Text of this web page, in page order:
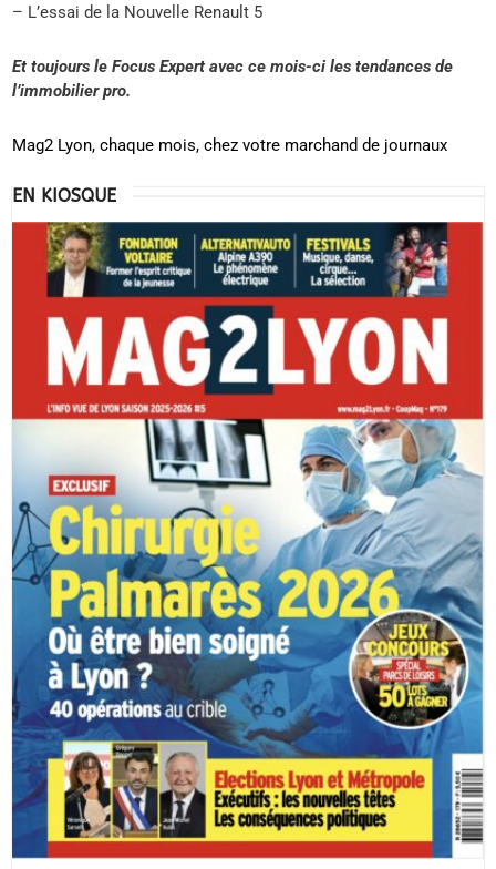
– L’essai de la Nouvelle Renault 5
Et toujours le Focus Expert avec ce mois-ci les tendances de
l’immobilier pro.
Mag2 Lyon, chaque mois, chez votre marchand de journaux
EN KIOSQUE